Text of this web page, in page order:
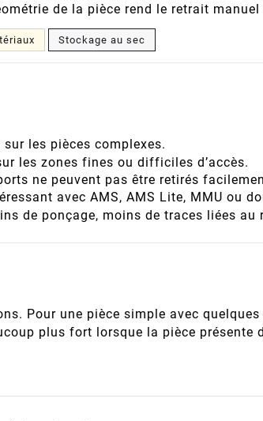
de la pièce rend le retrait
Stockage au sec
les pièces complexes.
les zones fines ou difficiles d’accès.
ne peuvent pas être retirés
avec AMS, AMS Lite, MMU ou
de ponçage, moins de traces liées au
Pour une pièce simple avec
plus fort lorsque la pièce présente